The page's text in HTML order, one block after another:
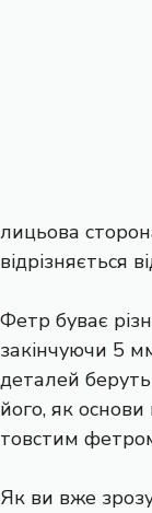
лицьова
відрізняється
Фетр буває
закінчуючи 5
деталей
його, як
товстим
Як ви вже